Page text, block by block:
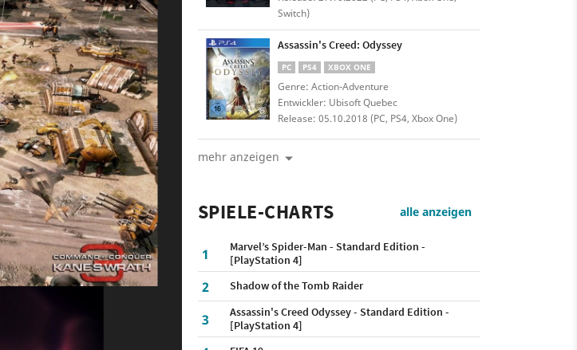
Switch)
Assassin's Creed: Odyssey
PC PS4 XBOX ONE
Genre: Action-Adventure
Entwickler: Ubisoft Quebec
Release: 05.10.2018 (PC, PS4, Xbox One)
mehr anzeigen
SPIELE-CHARTS alle anzeigen
1
Marvel’s Spider-Man - Standard Edition -
[PlayStation 4]
2 Shadow of the Tomb Raider
3
Assassin's Creed Odyssey - Standard Edition -
[PlayStation 4]